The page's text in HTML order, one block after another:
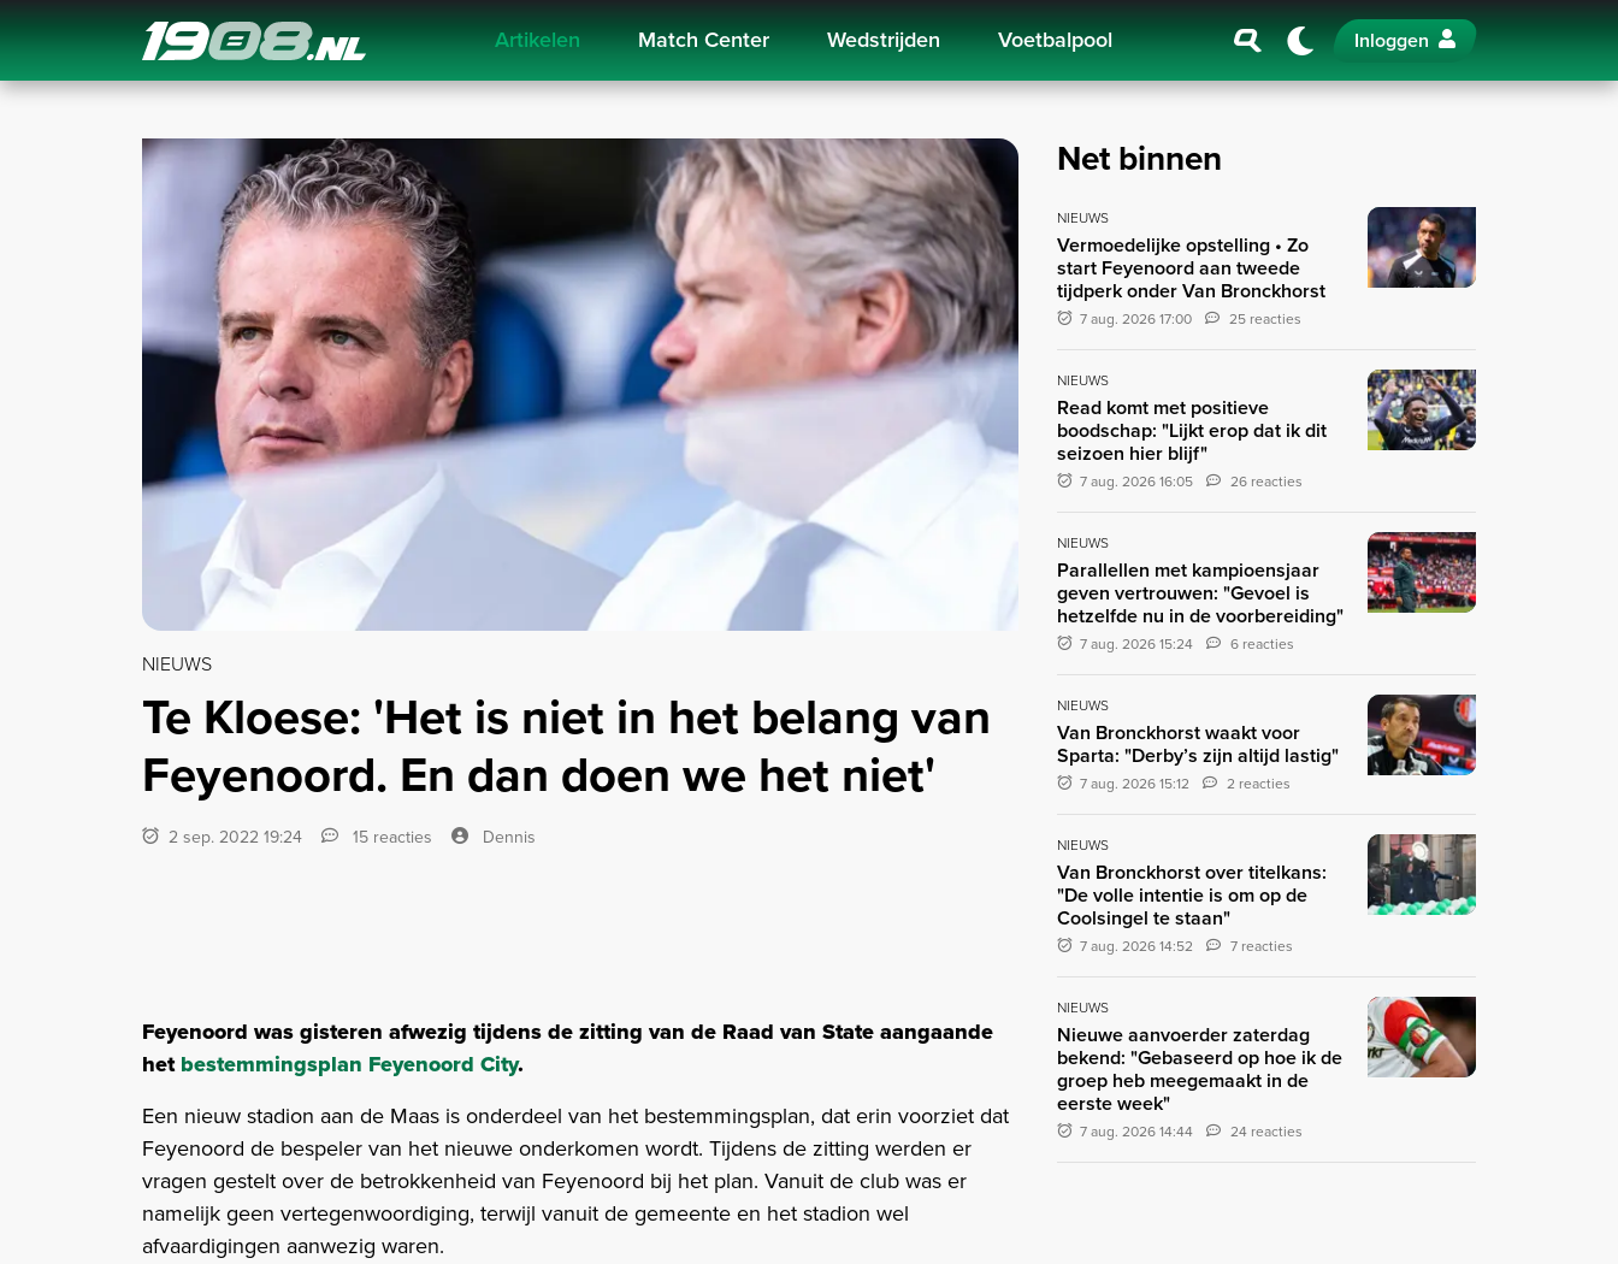
Navigation Artikelen Match Center Wedstrijden Voetbalpool Inloggen
NIEUWS
Te Kloese: 'Het is niet in het belang van
Feyenoord. En dan doen we het niet'
2 sep. 2022 19:24 15 reacties Dennis
Feyenoord was gisteren afwezig tijdens de zitting van de Raad van State aangaande
hetbestemmingsplan Feyenoord City.
Een nieuw stadion aan de Maas is onderdeel van het bestemmingsplan, dat erin voorziet dat
Feyenoord de bespeler van het nieuwe onderkomen wordt. Tijdens de zitting werden er
vragen gestelt over de betrokkenheid van Feyenoord bij het plan. Vanuit de club was er
namelijk geen vertegenwoordiging, terwijl vanuit de gemeente en het stadion wel
afvaardigingen aanwezig waren.
Net binnen
NIEUWS
Vermoedelijke opstelling • Zo
start Feyenoord aan tweede
tijdperk onder Van Bronckhorst
7 aug. 2026 17:00 25 reacties
NIEUWS
Read komt met positieve
boodschap: "Lijkt erop dat ik dit
seizoen hier blijf"
7 aug. 2026 16:05 26 reacties
NIEUWS
Parallellen met kampioensjaar
geven vertrouwen: "Gevoel is
hetzelfde nu in de voorbereiding"
7 aug. 2026 15:24 6 reacties
NIEUWS
Van Bronckhorst waakt voor
Sparta: "Derby’s zijn altijd lastig"
7 aug. 2026 15:12 2 reacties
NIEUWS
Van Bronckhorst over titelkans:
"De volle intentie is om op de
Coolsingel te staan"
7 aug. 2026 14:52 7 reacties
NIEUWS
Nieuwe aanvoerder zaterdag
bekend: "Gebaseerd op hoe ik de
groep heb meegemaakt in de
eerste week"
7 aug. 2026 14:44 24 reacties